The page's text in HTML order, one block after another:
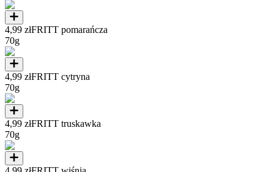
4,99 złFRITT pomarańcza
70g
4,99 złFRITT cytryna
70g
4,99 złFRITT truskawka
70g